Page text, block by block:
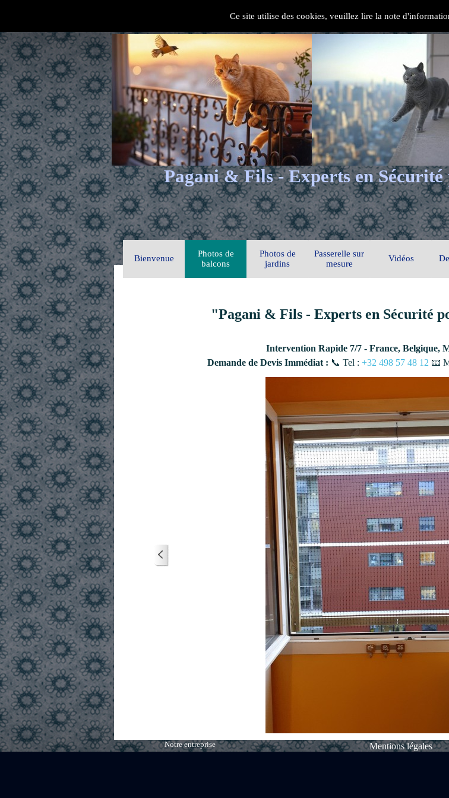
Ce site utilise des cookies, veuillez lire la note
Pagani & Fils - Experts en Sécurité
Bienvenue
Photos de
balcons
Photos de
jardins
Passerelle sur
mesure
Vidéos
"Pagani & Fils - Experts en Sécurité
Intervention Rapide 7/7 - France, Belgique,
Demande de Devis Immédiat : 📞 Tel : +32 498 57 48 12 📧
Notre entreprise Mentions légales